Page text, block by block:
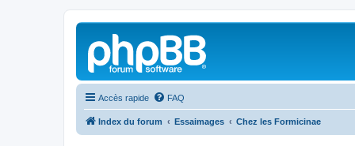
Accès rapide FAQ
Index du forum Essaimages Chez les Formicinae